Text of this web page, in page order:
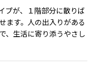
プが、１階部分に散りば
ます。人の出入りがある
、生活に寄り添うやさし